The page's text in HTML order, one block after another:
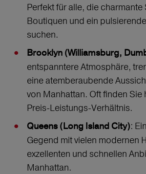
Perfekt für alle, die charmante
Boutiquen und ein
suchen.
Brooklyn (Williamsburg,
entspanntere Atmosphäre,
eine atemberaubende
von Manhattan. Oft finden Sie
Preis-Leistungs-Verhältnis.
Queens (Long Island City):
Gegend mit vielen modernen
exzellenten und schnellen
Manhattan.